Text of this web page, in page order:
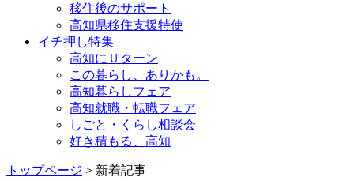
移住後のサポート
高知県移住支援特使
イチ押し特集
高知にＵターン
この暮らし、ありかも。
高知暮らしフェア
高知就職・転職フェア
しごと・くらし相談会
好き積もる、高知
トップページ > 新着記事